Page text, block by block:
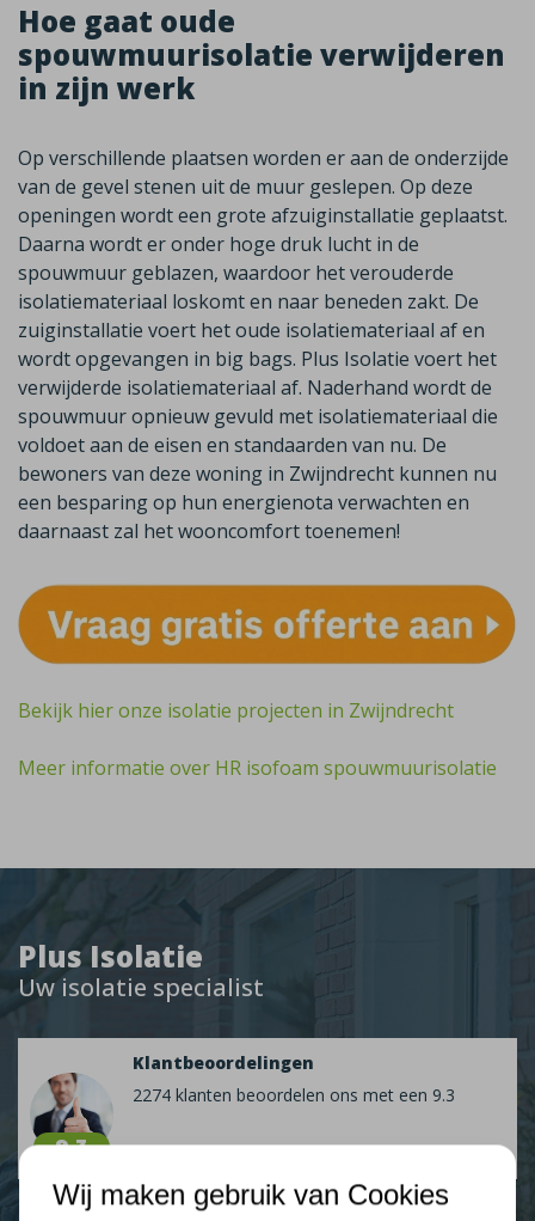
Plus Isolatie
Uw isolatie specialist
9,3
Klantbeoordelingen
2274 klanten beoordelen ons met een 9.3
Hoe gaat oude
spouwmuurisolatie verwijderen
in zijn werk
Op verschillende plaatsen worden er aan de onderzijde
van de gevel stenen uit de muur geslepen. Op deze
openingen wordt een grote afzuiginstallatie geplaatst.
Daarna wordt er onder hoge druk lucht in de
spouwmuur geblazen, waardoor het verouderde
isolatiemateriaal loskomt en naar beneden zakt. De
zuiginstallatie voert het oude isolatiemateriaal af en
wordt opgevangen in big bags. Plus Isolatie voert het
verwijderde isolatiemateriaal af. Naderhand wordt de
spouwmuur opnieuw gevuld met isolatiemateriaal die
voldoet aan de eisen en standaarden van nu. De
bewoners van deze woning in Zwijndrecht kunnen nu
een besparing op hun energienota verwachten en
daarnaast zal het wooncomfort toenemen!
Bekijk hier onze isolatie projecten in Zwijndrecht
Meer informatie over HR isofoam spouwmuurisolatie
Wij maken gebruik van Cookies